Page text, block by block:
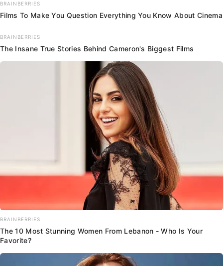
BRAINBERRIES
Films To Make You Question Everything You Know About Cinema
BRAINBERRIES
The Insane True Stories Behind Cameron's Biggest Films
BRAINBERRIES
The 10 Most Stunning Women From Lebanon - Who Is Your
Favorite?